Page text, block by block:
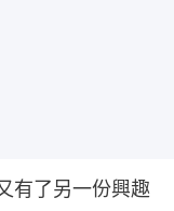
有了另一份興趣